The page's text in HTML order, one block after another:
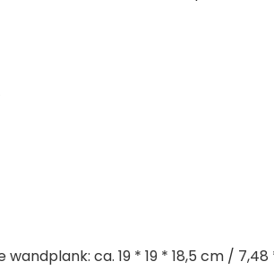
ca. 19 * 19 * 18,5 cm /